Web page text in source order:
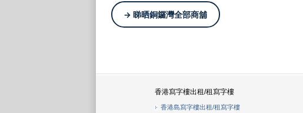
→ 睇晒銅鑼灣全部商舖
香港寫字樓出租/租寫字樓
香港島寫字樓出租/租寫字樓